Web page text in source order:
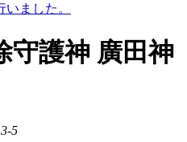
ました。
守護神 廣田神
5